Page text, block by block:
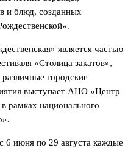
и блюд, созданных
является частью
«Столица закатов»,
городские
выступает АНО «Центр
рамках национального
6 июня по 29 августа каждые